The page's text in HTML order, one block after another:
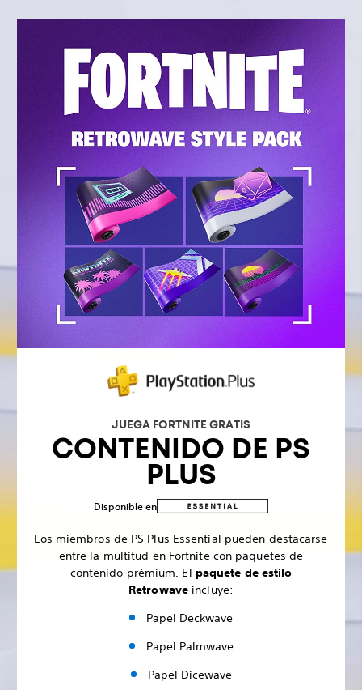
JUEGA FORTNITE GRATIS
CONTENIDO DE PS
PLUS
Disponible en
Los miembros de PS Plus Essential pueden destacarse
entre la multitud en Fortnite con paquetes de
contenido prémium. El paquete de estilo
Retrowave incluye:
Papel Deckwave
Papel Palmwave
Papel Dicewave